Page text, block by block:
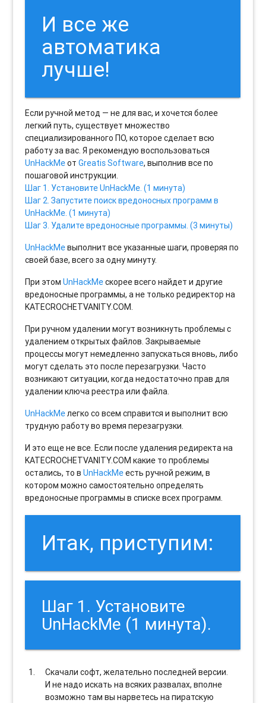
И все же
автоматика
лучше!
Если ручной метод — не для вас, и хочется более
легкий путь, существует множество
специализированного ПО, которое сделает всю
работу за вас. Я рекомендую воспользоваться
UnHackMeотGreatis Software, выполнив все по
пошаговой инструкции.
Шаг 1. Установите UnHackMe. (1 минута)
Шаг 2. Запустите поиск вредоносных программ в
UnHackMe. (1 минута)
Шаг 3. Удалите вредоносные программы. (3 минуты)
UnHackMeвыполнит все указанные шаги, проверяя по
своей базе, всего за одну минуту.
При этомUnHackMeскорее всего найдет и другие
вредоносные программы, а не только редиректор на
KATECROCHETVANITY.COM.
При ручном удалении могут возникнуть проблемы с
удалением открытых файлов. Закрываемые
процессы могут немедленно запускаться вновь, либо
могут сделать это после перезагрузки. Часто
возникают ситуации, когда недостаточно прав для
удалении ключа реестра или файла.
UnHackMeлегко со всем справится и выполнит всю
трудную работу во время перезагрузки.
И это еще не все. Если после удаления редиректа на
KATECROCHETVANITY.COM какие то проблемы
остались, то вUnHackMeесть ручной режим, в
котором можно самостоятельно определять
вредоносные программы в списке всех программ.
Итак, приступим:
Шаг 1. Установите
UnHackMe (1 минута).
Скачали софт, желательно последней версии.
И не надо искать на всяких развалах, вполне
возможно там вы нарветесь на пиратскую